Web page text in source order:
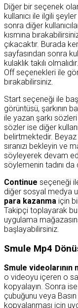
Diğer bir seçenek
kullanıcı ile ilgili
sonra diğer
kısmına
çıkacaktır. Burada
sayfasından sonra
kulaklık takılı
Off seçenekleri ile
bırakabilirsiniz.
Start seçeneği ile
görüntüsü, şarkının
ile yazan şarkı
sözler ise diğer
belirtmektedir. Beyaz
sıranızı bekleyin ve
söyleyerek devam
söylemenin tadını da
Continue seçeneği
diğer sosyal medya
para kazanma için
Takipçi toplayarak bu
uygulama
başlayabilirsiniz.
Smule Mp4
Smule videolarının
o videoyu içeren o
kopyalayın. Sonra
çubuğunu veya
kopyalanması için